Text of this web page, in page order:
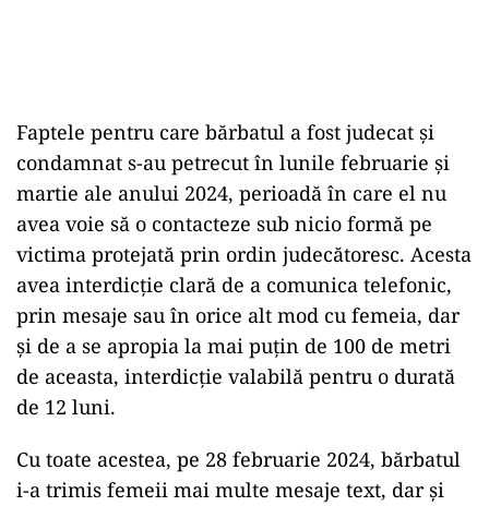
Faptele pentru care bărbatul a fost judecat și
condamnat s-au petrecut în lunile februarie și
martie ale anului 2024, perioadă în care el nu
avea voie să o contacteze sub nicio formă pe
victima protejată prin ordin judecătoresc. Acesta
avea interdicție clară de a comunica telefonic,
prin mesaje sau în orice alt mod cu femeia, dar
și de a se apropia la mai puțin de 100 de metri
de aceasta, interdicție valabilă pentru o durată
de 12 luni.
Cu toate acestea, pe 28 februarie 2024, bărbatul
i-a trimis femeii mai multe mesaje text, dar și